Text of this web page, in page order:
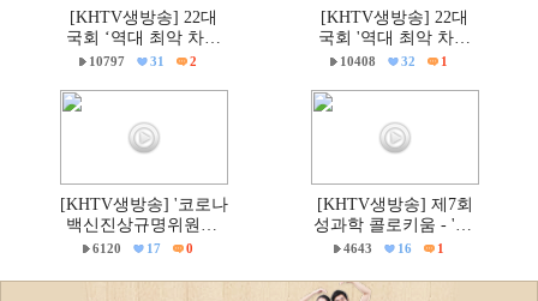
[KHTV생방송] 22대
국회 ‘역대 최악 차별
금지법’ 반대 거룩한방
10797 31 2
[KHTV생방송] 22대
국회 '역대 최악 차별
금지법' 반대 거룩한방
10408 32 1
[KHTV생방송] '코로나
백신진상규명위원회'
출범촉구 국회 기자회
6120 17 0
[KHTV생방송] 제7회
성과학 콜로키움 - 'PC
주의 & 의학'
4643 16 1